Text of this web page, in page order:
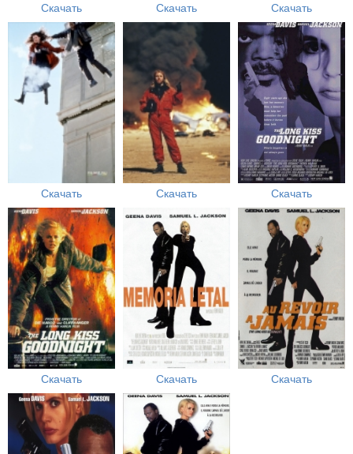
Скачать Скачать Скачать
Скачать Скачать Скачать
Скачать Скачать Скачать